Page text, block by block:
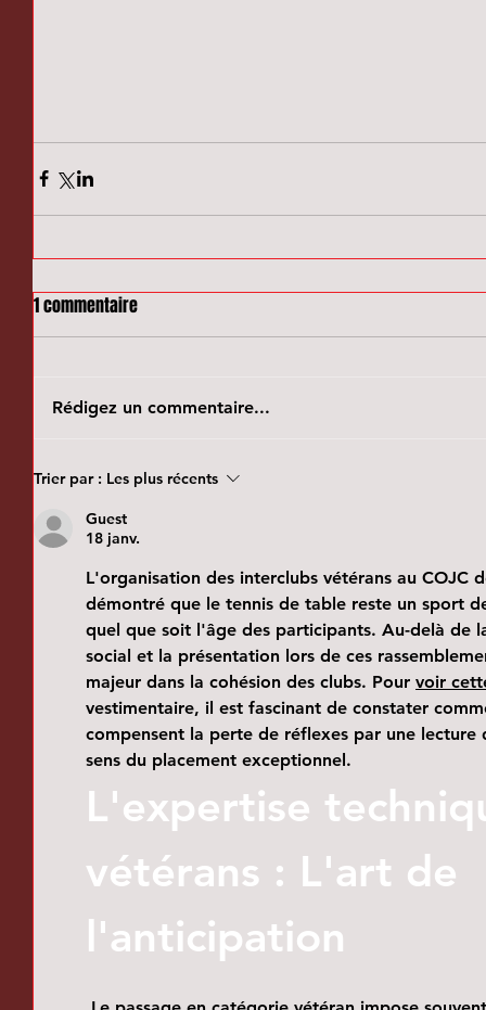
1 commentaire
Rédigez un commentaire...
Trier par : Les plus récents
Guest
18 janv.
L'organisation des interclubs vétérans au COJC
démontré que le tennis de table reste un sport
quel que soit l'âge des participants. Au-delà de
social et la présentation lors de ces
majeur dans la cohésion des clubs. Pour voir
vestimentaire, il est fascinant de constater
compensent la perte de réflexes par une
sens du placement exceptionnel.
L'expertise
vétérans : L'art de
l'anticipation